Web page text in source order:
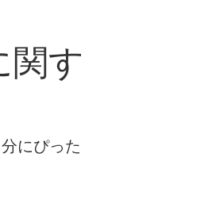
関す
にぴった